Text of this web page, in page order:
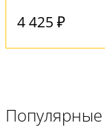
4 425 ₽